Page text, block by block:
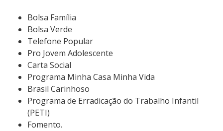
Bolsa Família
Bolsa Verde
Telefone Popular
Pro Jovem Adolescente
Carta Social
Programa Minha Casa Minha Vida
Brasil Carinhoso
Programa de Erradicação do Trabalho Infantil
(PETI)
Fomento.